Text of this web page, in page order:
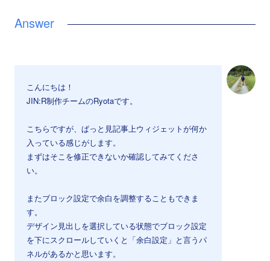
こんにちは！
JIN:R制作チームのRyotaです。
こちらですが、ぱっと見記事上ウィジェットが何か
入っている感じがします。
まずはそこを修正できないか確認してみてくださ
い。
またブロック設定で余白を調整することもできま
す。
デザイン見出しを選択している状態でブロック設定
を下にスクロールしていくと「余白設定」と言うパ
ネルがあるかと思います。